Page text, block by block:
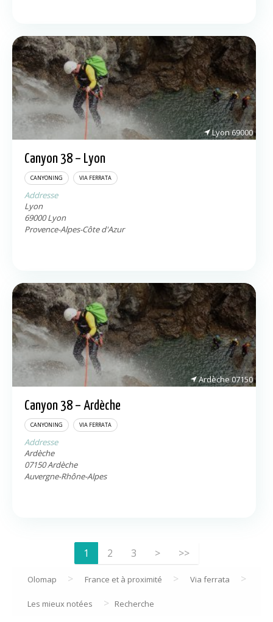
Lyon69000
Canyon 38 – Lyon
CANYONING VIA FERRATA
Addresse
Lyon
69000 Lyon
Provence-Alpes-Côte d'Azur
Ardèche07150
Canyon 38 – Ardèche
CANYONING VIA FERRATA
Addresse
Ardèche
07150Ardèche
Auvergne-Rhône-Alpes
1 2 3
Olomap > France et à proximité > Via ferrata >
Les mieux notées > Recherche